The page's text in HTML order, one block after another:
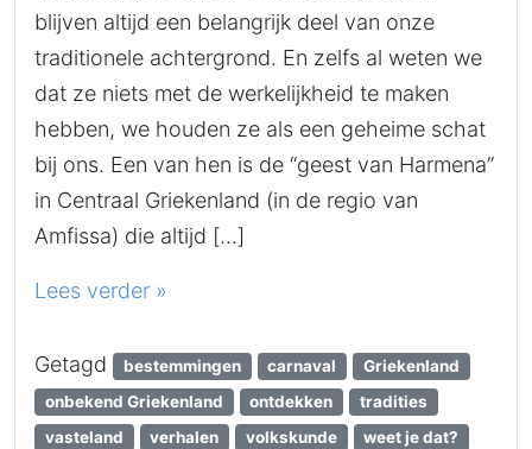
blijven altijd een belangrijk deel van onze
traditionele achtergrond. En zelfs al weten we
dat ze niets met de werkelijkheid te maken
hebben, we houden ze als een geheime schat
bij ons. Een van hen is de “geest van Harmena”
in Centraal Griekenland (in de regio van
Amfissa) die altijd […]
Lees verder »
Getagd bestemmingen carnaval
Griekenland
onbekend Griekenland
ontdekken
tradities
vasteland
verhalen volkskunde weet je dat?